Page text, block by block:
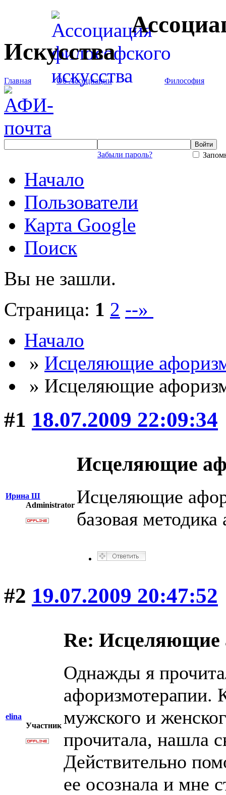
Искусства
Главная Об Ассоциации Философия
Забыли пароль?
Начало
Пользователи
Карта Google
Поиск
Вы не зашли.
Страница: 1 2 --»
Начало
» Исцеляющие
» Исцеляющие
#1 18.07.2009 22:09:34
Ирина Ш
Administrator
Исцеляющие
Исцеляющие
базовая
#2 19.07.2009 20:47:52
elina
Участник
Re: Исцеляющие
Однажды я
афоризмотерапии.
мужского и
прочитала, нашла
Действительно
ее осознала и мне